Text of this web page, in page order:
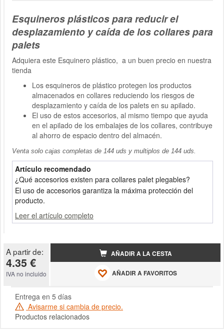
Esquineros plásticos para reducir el
desplazamiento y caída de los collares para
palets
Adquiera este Esquinero plástico, a un buen precio en nuestra
tienda
Los esquineros de plástico protegen los productos
almacenados en collares reduciendo los riesgos de
desplazamiento y caída de los palets en su apilado.
El uso de estos accesorios, al mismo tiempo que ayuda
en el apilado de los embalajes de los collares, contribuye
al ahorro de espacio dentro del almacén.
Venta solo cajas completas de 144 uds y multiplos de 144 uds.
Artículo recomendado
¿Qué accesorios existen para collares palet plegables?
El uso de accesorios garantiza la máxima protección del
producto.
Leer el artículo completo
A partir de:
4.35 €
IVA no incluido
AÑADIR A LA CESTA
AÑADIR A FAVORITOS
Entrega en 5 días
Avisarme si cambia de precio.
Productos relacionados